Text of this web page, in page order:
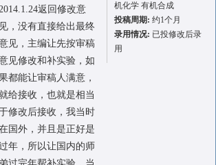
返回修改意
见，没有直接给出最终
见，主编让先按审稿
见修改和补实验，如
都能让审稿人满意，
给接收，也就是相当
修改后接收，我当时
国外，并且是正好是
年，所以让国内的师
机化学 有机合成
投稿周期: 约1个月
录用情况: 已投修改后录
用